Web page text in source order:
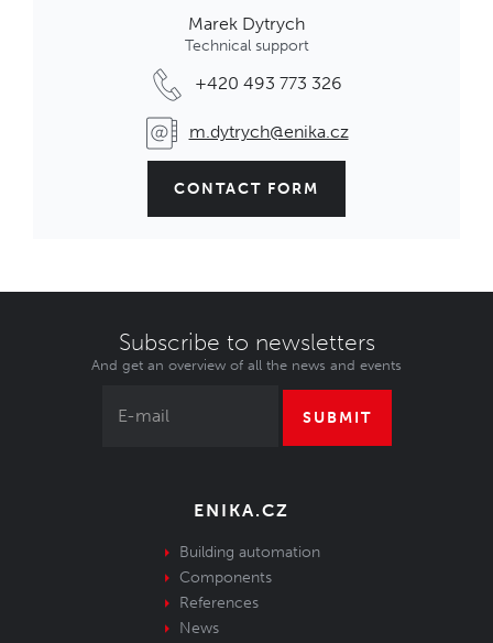
Marek Dytrych
Technical support
+420 493 773 326
m.dytrych@enika.cz
CONTACT FORM
Subscribe to newsletters
And get an overview of all the news and events
SUBMIT
ENIKA.CZ
Building automation
Components
References
News